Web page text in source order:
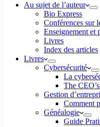
Au sujet de l’auteur
Bio Express
Conférences sur
Enseignement et
Livres
Index des articles
Livres
Cybersécurité
La
The
Gestion
Comment
Généalogie
Guide